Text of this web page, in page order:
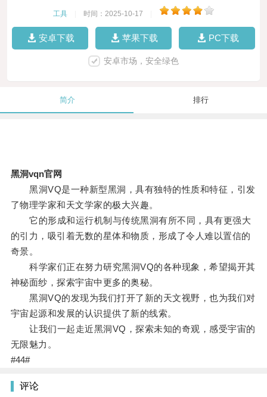
工具 时间：2025-10-17
安卓下载 苹果下载 PC下载
安卓市场，安全绿色
简介 排行
黑洞vqn官网
黑洞VQ是一种新型黑洞，具有独特的性质和特征，引发
了物理学家和天文学家的极大兴趣。
它的形成和运行机制与传统黑洞有所不同，具有更强大
的引力，吸引着无数的星体和物质，形成了令人难以置信的
奇景。
科学家们正在努力研究黑洞VQ的各种现象，希望揭开其
神秘面纱，探索宇宙中更多的奥秘。
黑洞VQ的发现为我们打开了新的天文视野，也为我们对
宇宙起源和发展的认识提供了新的线索。
让我们一起走近黑洞VQ，探索未知的奇观，感受宇宙的
无限魅力。
#44#
评论